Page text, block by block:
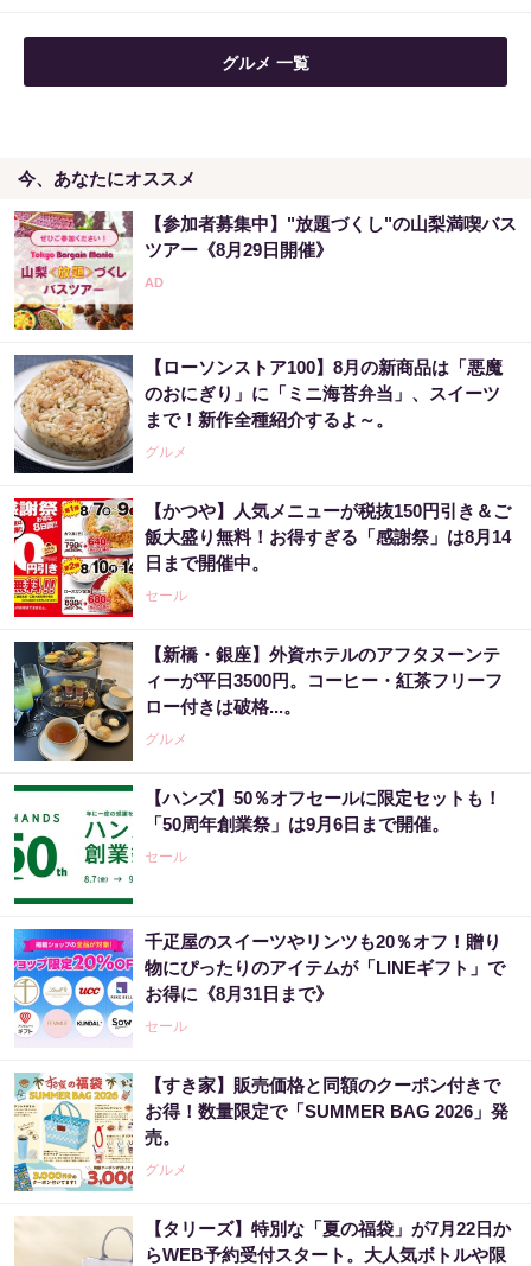
グルメ 一覧
今、あなたにオススメ
【参加者募集中】"放題づくし"の山梨満喫バス
ツアー《8月29日開催》
【ローソンストア100】8月の新商品は「悪魔
のおにぎり」に「ミニ海苔弁当」、スイーツ
まで！新作全種紹介するよ～。
グルメ
【かつや】人気メニューが税抜150円引き＆ご
飯大盛り無料！お得すぎる「感謝祭」は8月14
日まで開催中。
セール
【新橋・銀座】外資ホテルのアフタヌーンテ
ィーが平日3500円。コーヒー・紅茶フリーフ
ロー付きは破格...。
グルメ
【ハンズ】50％オフセールに限定セットも！
「50周年創業祭」は9月6日まで開催。
セール
千疋屋のスイーツやリンツも20％オフ！贈り
物にぴったりのアイテムが「LINEギフト」で
お得に《8月31日まで》
セール
【すき家】販売価格と同額のクーポン付きで
お得！数量限定で「SUMMER BAG 2026」発
売。
グルメ
【タリーズ】特別な「夏の福袋」が7月22日か
らWEB予約受付スタート。大人気ボトルや限